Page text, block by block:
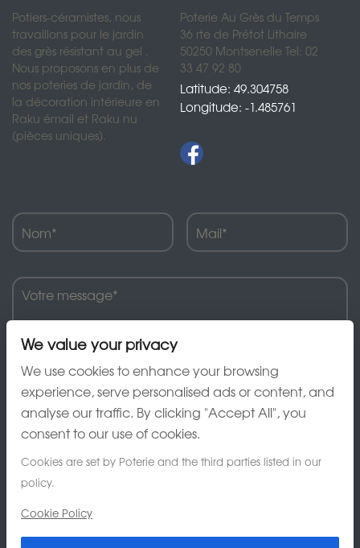
Potiers-céramistes, nous
travaillons pour le jardin
des grès résistant au gel .
Nous proposons en plus de
nos poteries de jardin, de
la décoration intérieure en
Raku émail et Raku nu
(pièces uniques).
Poterie Au Grès du Temps
36 rte de Prétot Lithaire
50250 Montsenelle Tel: 02
33 47 92 80
Latitude: 49.304758
Longitude: -1.485761
J'ai lu et accepte la charte de confidentialité
We value your privacy
We use cookies to enhance your browsing
experience, serve personalised ads or content, and
analyse our traffic. By clicking "Accept All", you
consent to our use of cookies.
Cookies are set by Poterie and the third parties listed in our
policy.
Cookie Policy